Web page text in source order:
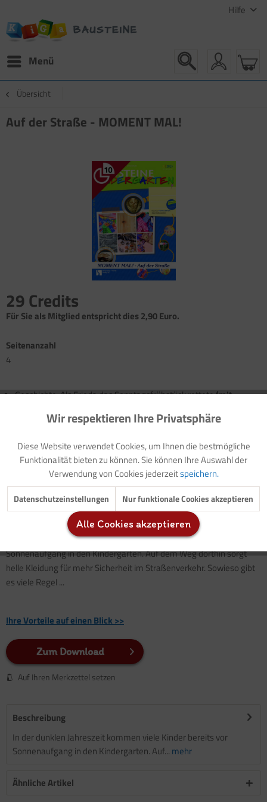
Hilfe
Menü
Übersicht
Auf der Straße - MOMENT MAL!
29 Credits
Für Sie als Mitglied entspricht dies 2,90 Euro.
Seitenanzahl
4
Geschichte: Als Frieda das Sonntagsfrühstück rettete(mit
Gestaltungsanregung: Ampeln und Verkehrsschilder
gehen
Konzentrationsübung: Mandala
Sinnesübung: Hell, dunkel oder reflektierend
Geschmacksprobe: Ampelimbiss
Malvorlage: Ampelmännchen
In der dunklen Jahreszeit kommen viele Kinder bereits vor
Sonnenaufgang in den Kindergarten. Auf dem Weg dorthin sorgt
helle Kleidung für mehr Sicherheit im Straßenverkehr. Sowieso gibt
es viele Regel ...
Ihre Vorteile auf einen Blick >>
Zum Download
Auf Ihren Merkzettel setzen
Beschreibung
In der dunklen Jahreszeit kommen viele Kinder bereits vor
Sonnenaufgang in den Kindergarten. Auf... mehr
Ähnliche Artikel
Funktionale Aktiv
Marketing Inaktiv
Tracking Inaktiv
Inaktiv
Wir respektieren Ihre Privatsphäre
Diese Website verwendet Cookies, um Ihnen die bestmögliche
Funktionalität bieten zu können. Sie können Ihre Auswahl der
Verwendung von Cookies jederzeitspeichern.
Datenschutzeinstellungen Nur funktionale Cookies akzeptieren
Alle Cookies akzeptieren